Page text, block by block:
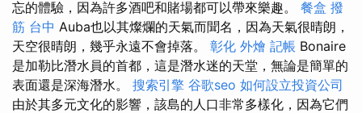
忘的體驗，因為許多酒吧和賭場都可以帶來樂趣。 餐盒 撥
筋 台中 Auba也以其燦爛的天氣而聞名，因為天氣很晴朗，
天空很晴朗，幾乎永遠不會掉落。 彰化 外燴 記帳 Bonaire
是加勒比潛水員的首都，這是潛水迷的天堂，無論是簡單的
表面還是深海潛水。 搜索引擎 谷歌seo 如何設立投資公司
由於其多元文化的影響，該島的人口非常多樣化，因為它們